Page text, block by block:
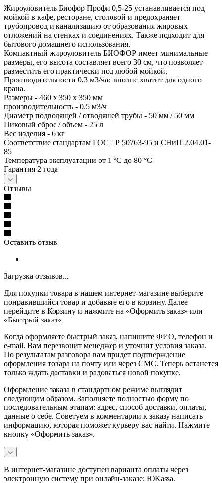
Жироуловитель Биофор Профи 0,5-25 устанавливается под
мойкой в кафе, ресторане, столовой и предохраняет
трубопровод и канализацию от образования жировых
отложений на стенках и соединениях. Также подходит для
бытового домашнего использования.
Компактный жироуловитель БИОФОР имеет минимальные
размеры, его высота составляет всего 30 см, что позволяет
разместить его практически под любой мойкой.
Производительности 0,3 м3/час вполне хватит для одного
Размеры - 460 х 350 х 350 мм
производительность - 0.5 м3/ч
Диаметр подводящей / отводящей трубы - 50 мм / 50 мм
Пиковый сброс / объем - 25 л
Вес изделия - 6 кг
Соответствие стандартам ГОСТ Р 50763-95 и СНиП 2.04.01-
85
Температура эксплуатации от 1 °С до 80 °С
Гарантия 2 года
Отзывы
Оставить отзыв
Загрузка отзывов...
Для покупки товара в нашем интернет-магазине выберите
понравившийся товар и добавьте его в корзину. Далее
перейдите в Корзину и нажмите на «Оформить заказ» или
«Быстрый заказ».
Когда оформляете быстрый заказ, напишите ФИО, телефон и
e-mail. Вам перезвонит менеджер и уточнит условия заказа.
По результатам разговора вам придет подтверждение
оформления товара на почту или через СМС. Теперь останется
только ждать доставки и радоваться новой покупке.
Оформление заказа в стандартном режиме выглядит
следующим образом. Заполняете полностью форму по
последовательным этапам: адрес, способ доставки, оплаты,
данные о себе. Советуем в комментарии к заказу написать
информацию, которая поможет курьеру вас найти. Нажмите
кнопку «Оформить заказ».
В интернет-магазине доступен варианта оплаты через
электронную систему при онлайн-заказе: ЮKassa.